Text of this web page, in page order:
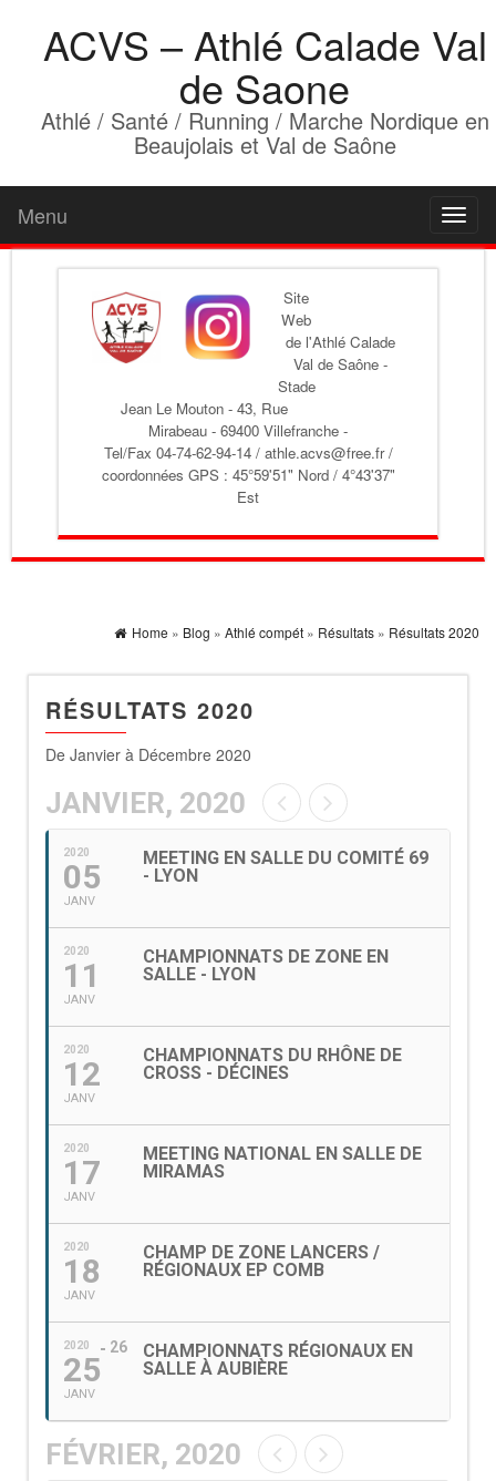
ACVS – Athlé Calade Val
de Saone
Athlé / Santé / Running / Marche Nordique en
Beaujolais et Val de Saône
Menu
Site
Web
de l'Athlé Calade
Val de Saône -
Stade
Jean Le Mouton - 43, Rue
Mirabeau - 69400 Villefranche -
Tel/Fax 04-74-62-94-14 / athle.acvs@free.fr /
coordonnées GPS : 45°59'51" Nord / 4°43'37"
Est
Home » Blog » Athlé compét » Résultats » Résultats 2020
RÉSULTATS 2020
De Janvier à Décembre 2020
JANVIER, 2020
2020
05
JANV
MEETING EN SALLE DU COMITÉ 69
- LYON
2020
11
JANV
CHAMPIONNATS DE ZONE EN
SALLE - LYON
2020
12
JANV
CHAMPIONNATS DU RHÔNE DE
CROSS - DÉCINES
2020
17
JANV
MEETING NATIONAL EN SALLE DE
MIRAMAS
2020
18
JANV
CHAMP DE ZONE LANCERS /
RÉGIONAUX EP COMB
2020
25
JANV
26
CHAMPIONNATS RÉGIONAUX EN
SALLE À AUBIÈRE
FÉVRIER, 2020